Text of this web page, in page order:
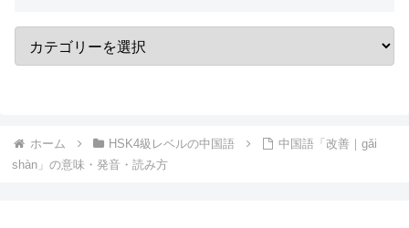
ホーム HSK4級レベルの中国語
中国語「改善｜gǎi
shàn」の意味・発音・読み方